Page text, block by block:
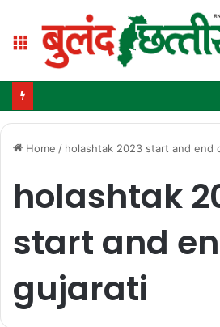
Menu
Home / holashtak 2023 start and end
holashtak
start and
gujarati